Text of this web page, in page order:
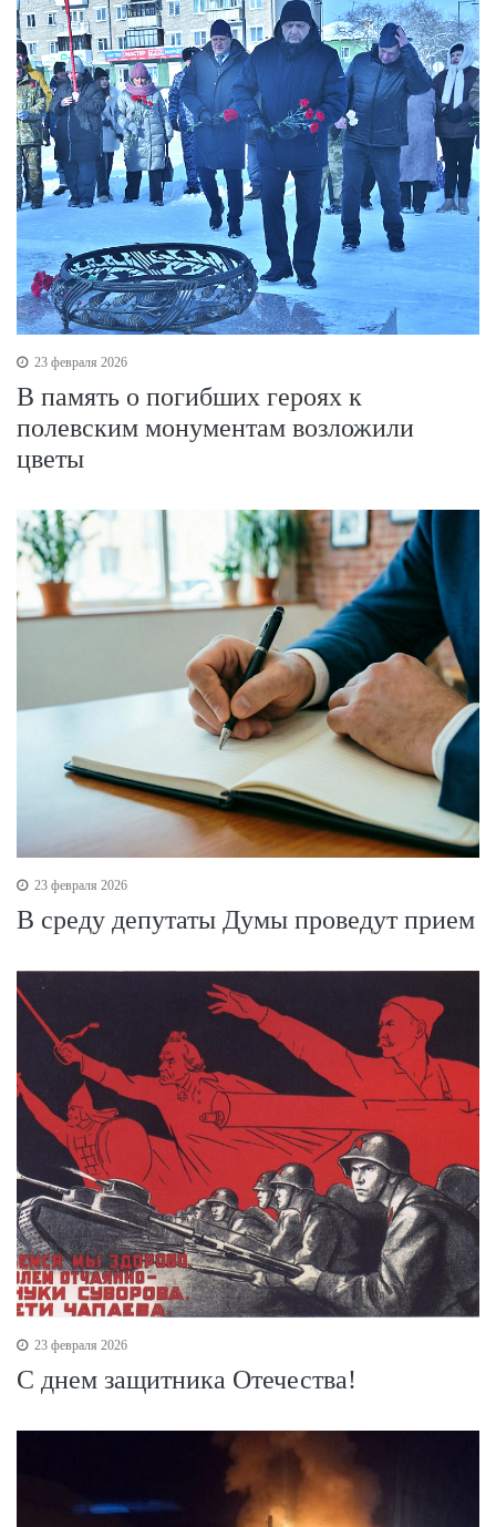
23 февраля 2026
В память о погибших героях к
полевским монументам возложили
цветы
23 февраля 2026
В среду депутаты Думы проведут прием
23 февраля 2026
С днем защитника Отечества!